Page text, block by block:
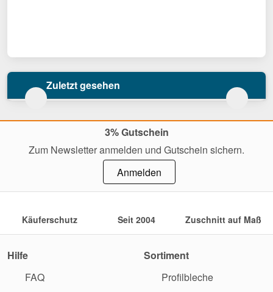
Zuletzt gesehen
3% Gutschein
Zum Newsletter anmelden und Gutschein sichern.
Anmelden
Käuferschutz Seit 2004 Zuschnitt auf Maß
Hilfe
FAQ
Sortiment
Profilbleche